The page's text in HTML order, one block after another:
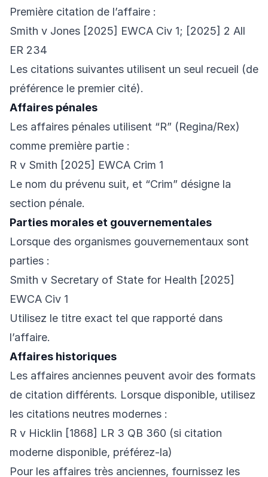
Première citation de l’affaire :
Smith v Jones [2025] EWCA Civ 1; [2025] 2 All
ER 234
Les citations suivantes utilisent un seul recueil (de
préférence le premier cité).
Affaires pénales
Les affaires pénales utilisent “R” (Regina/Rex)
comme première partie :
R v Smith [2025] EWCA Crim 1
Le nom du prévenu suit, et “Crim” désigne la
section pénale.
Parties morales et gouvernementales
Lorsque des organismes gouvernementaux sont
parties :
Smith v Secretary of State for Health [2025]
EWCA Civ 1
Utilisez le titre exact tel que rapporté dans
l’affaire.
Affaires historiques
Les affaires anciennes peuvent avoir des formats
de citation différents. Lorsque disponible, utilisez
les citations neutres modernes :
R v Hicklin [1868] LR 3 QB 360 (si citation
moderne disponible, préférez-la)
Pour les affaires très anciennes, fournissez les